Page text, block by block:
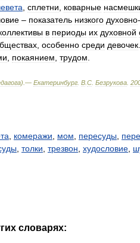
сплетни коварные
– показатель низкого духовно-
в периоды их духовной
особенно среди девочек
покаянием трудом
).— Екатеринбург В С Безрукова
комеражи мом пересуды
толки трезвон худословие
словарях: